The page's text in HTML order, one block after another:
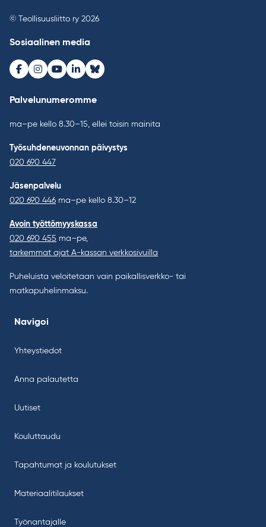
© Teollisuusliitto ry 2026
Sosiaalinen media
Facebook
Instagram
Youtube
LinkedInBluesky
Palvelunumeromme
ma–pe kello 8.30–15, ellei toisin mainita
Työsuhdeneuvonnan päivystys
020 690 447
Jäsenpalvelu
020 690 446 ma–pe kello 8.30–12
Avoin työttömyyskassa
020 690 455 ma–pe,
tarkemmat ajat A-kassan verkkosivuilla
Puheluista veloitetaan vain paikallisverkko- tai
matkapuhelinmaksu.
Navigoi
Yhteystiedot
Anna palautetta
Uutiset
Kouluttaudu
Tapahtumat ja koulutukset
Materiaalitilaukset
Työnantajalle